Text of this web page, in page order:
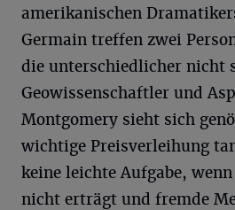
amerikanischen
Germain treffen zwei
die unterschiedlicher nicht
Geowissenschaftler und
Montgomery sieht sich
wichtige Preisverleihung
keine leichte Aufgabe,
nicht erträgt und fremde